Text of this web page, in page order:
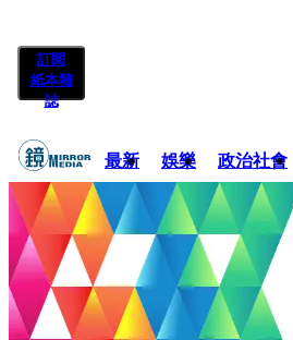
訂閱
紙本雜
誌
最新 娛樂 政治社會